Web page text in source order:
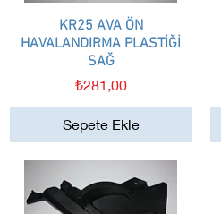
Hızlı Bakış
KR25 AVA ÖN
HAVALANDIRMA PLASTİĞİ
SAĞ
Fiyat
₺281,00
Sepete Ekle